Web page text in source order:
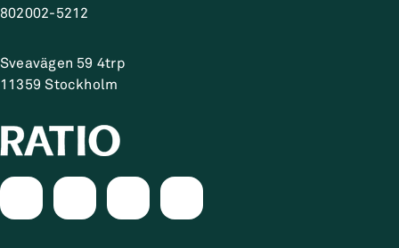
802002-5212
Sveavägen 59 4trp
11359 Stockholm